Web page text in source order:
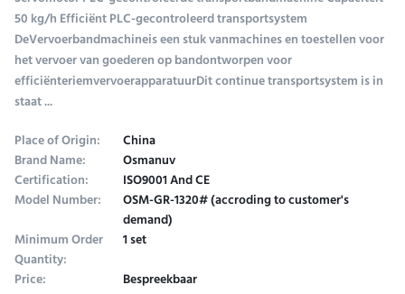
50 kg/h Efficiënt PLC-gecontroleerd transportsystem
DeVervoerbandmachineis een stuk vanmachines en toestellen voor
het vervoer van goederen op bandontworpen voor
efficiënteriemvervoerapparatuurDit continue transportsystem is in
staat ...
Place of Origin:
China
Brand Name: Osmanuv
Certification: ISO9001 And CE
Model Number: OSM-GR-1320# (accroding to customer's
demand)
Minimum Order
Quantity:
1 set
Price:
Bespreekbaar